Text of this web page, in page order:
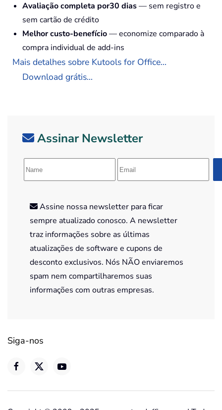
Avaliação completa por30 dias— sem registro e
sem cartão de crédito
Melhor custo-benefício— economize comparado à
compra individual de add-ins
Mais detalhes sobre Kutools for Office...
Download grátis...
Assinar Newsletter
Assine nossa newsletter para ficar
sempre atualizado conosco. A newsletter
traz informações sobre as últimas
atualizações de software e cupons de
desconto exclusivos. Nós NÃO enviaremos
spam nem compartilharemos suas
informações com outras empresas.
Siga-nos